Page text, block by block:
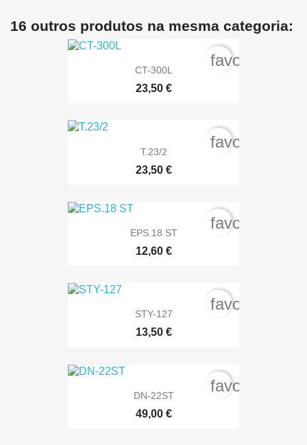
16 outros produtos na mesma categoria:
CT-300L
23,50 €
T.23/2
23,50 €
EPS.18 ST
12,60 €
STY-127
13,50 €
DN-22ST
49,00 €